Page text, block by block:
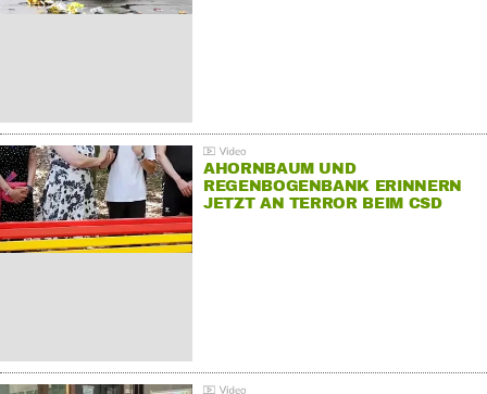
AHORNBAUM UND
REGENBOGENBANK ERINNERN
JETZT AN TERROR BEIM CSD